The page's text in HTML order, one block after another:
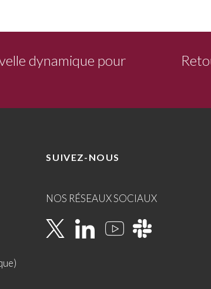
dynamique pour
SUIVEZ-NOUS
NOS RÉSEAUX SOCIAUX